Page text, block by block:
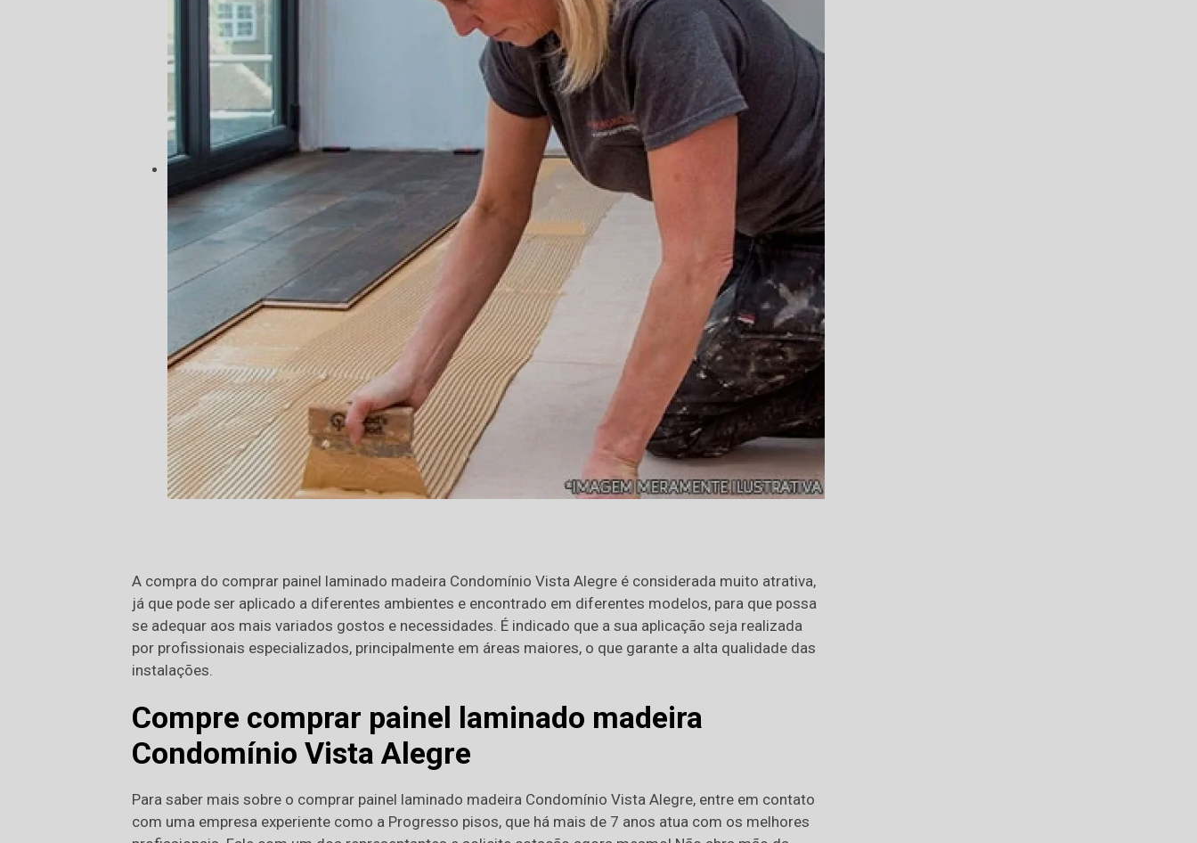
A compra do comprar painel laminado madeira Condomínio Vista Alegre é considerada muito atrativa,
já que pode ser aplicado a diferentes ambientes e encontrado em diferentes modelos, para que possa
se adequar aos mais variados gostos e necessidades. É indicado que a sua aplicação seja realizada
por profissionais especializados, principalmente em áreas maiores, o que garante a alta qualidade das
instalações.
Compre comprar painel laminado madeira
Condomínio Vista Alegre
Para saber mais sobre o comprar painel laminado madeira Condomínio Vista Alegre, entre em contato
com uma empresa experiente como a Progresso pisos, que há mais de 7 anos atua com os melhores